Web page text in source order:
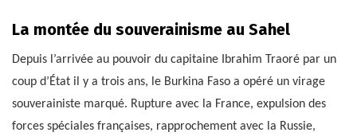
La montée du souverainisme au Sahel
Depuis l’arrivée au pouvoir du capitaine Ibrahim Traoré par un
coup d’État il y a trois ans, le Burkina Faso a opéré un virage
souverainiste marqué. Rupture avec la France, expulsion des
forces spéciales françaises, rapprochement avec la Russie,